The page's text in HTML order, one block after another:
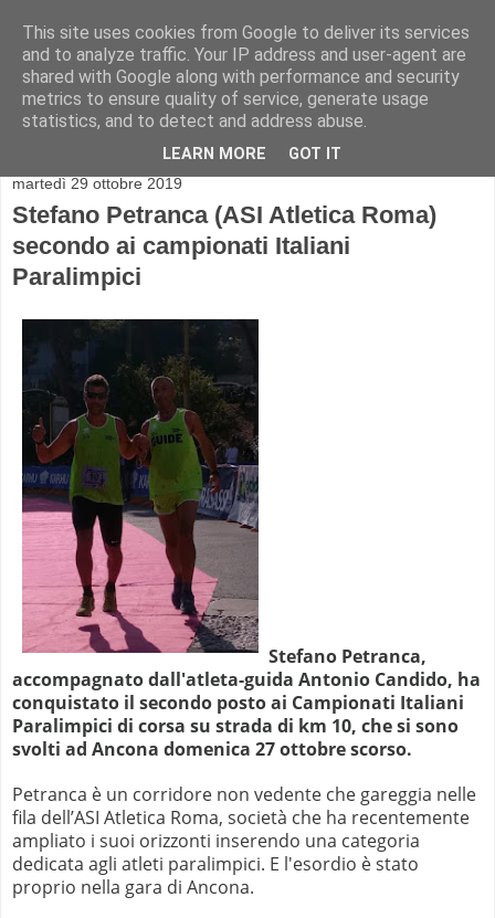
martedì 29 ottobre 2019
Stefano Petranca (ASI Atletica Roma)
secondo ai campionati Italiani
Paralimpici
Stefano Petranca,
accompagnato dall'atleta-guida Antonio Candido, ha
conquistato il secondo posto ai Campionati Italiani
Paralimpici di corsa su strada di km 10, che si sono
svolti ad Ancona domenica 27 ottobre scorso.
Petranca è un corridore non vedente che gareggia nelle
fila dell’ASI Atletica Roma, società che ha recentemente
ampliato i suoi orizzonti inserendo una categoria
dedicata agli atleti paralimpici. E l'esordio è stato
proprio nella gara di Ancona.
This site uses cookies from Google to deliver its services
and to analyze traffic. Your IP address and user-agent are
shared with Google along with performance and security
metrics to ensure quality of service, generate usage
statistics, and to detect and address abuse.
LEARN MORE GOT IT